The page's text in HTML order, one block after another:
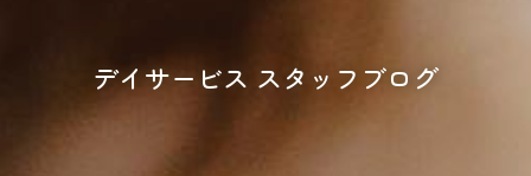
デイサービス スタッフブログ